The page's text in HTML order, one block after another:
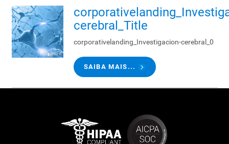
cerebral_Title
corporativelanding_Investigacion-cerebral_0
SAIBA MAIS...